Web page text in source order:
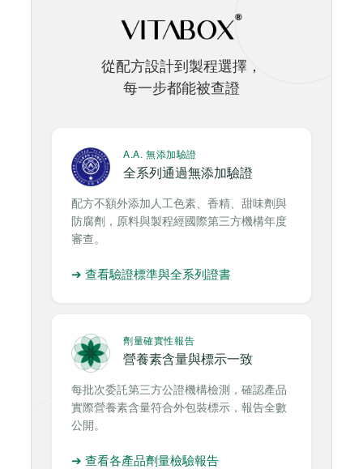
從配方設計到製程選擇，
每一步都能被查證
A.A. 無添加驗證
全系列通過無添加驗證
配方不額外添加人工色素、香精、甜味劑與
防腐劑，原料與製程經國際第三方機構年度
審查。
➔ 查看驗證標準與全系列證書
劑量確實性報告
營養素含量與標示一致
每批次委託第三方公證機構檢測，確認產品
實際營養素含量符合外包裝標示，報告全數
公開。
➔ 查看各產品劑量檢驗報告